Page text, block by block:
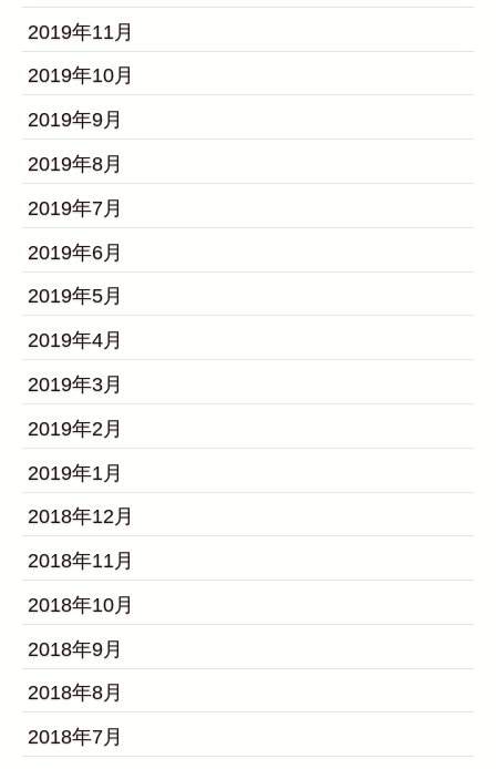
2019年11月
2019年10月
2019年9月
2019年8月
2019年7月
2019年6月
2019年5月
2019年4月
2019年3月
2019年2月
2019年1月
2018年12月
2018年11月
2018年10月
2018年9月
2018年8月
2018年7月